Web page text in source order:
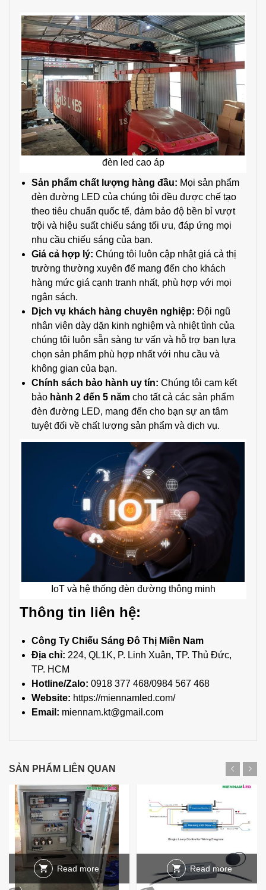
đèn led cao áp
Sản phẩm chất lượng hàng đầu: Mọi sản phẩm
đèn đường LED của chúng tôi đều được chế tạo
theo tiêu chuẩn quốc tế, đảm bảo độ bền bỉ vượt
trội và hiệu suất chiếu sáng tối ưu, đáp ứng mọi
nhu cầu chiếu sáng của bạn.
Giá cả hợp lý: Chúng tôi luôn cập nhật giá cả thị
trường thường xuyên để mang đến cho khách
hàng mức giá cạnh tranh nhất, phù hợp với mọi
ngân sách.
Dịch vụ khách hàng chuyên nghiệp: Đội ngũ
nhân viên dày dặn kinh nghiệm và nhiệt tình của
chúng tôi luôn sẵn sàng tư vấn và hỗ trợ bạn lựa
chọn sản phẩm phù hợp nhất với nhu cầu và
không gian của bạn.
Chính sách bảo hành uy tín: Chúng tôi cam kết
bảo hành 2 đến 5 năm cho tất cả các sản phẩm
đèn đường LED, mang đến cho bạn sự an tâm
tuyệt đối về chất lượng sản phẩm và dịch vụ.
IoT và hệ thống đèn đường thông minh
Thông tin liên hệ:
Công Ty Chiếu Sáng Đô Thị Miền Nam
Địa chỉ: 224, QL1K, P. Linh Xuân, TP. Thủ Đức,
TP. HCM
Hotline/Zalo: 0918 377 468/0984 567 468
Website: https://miennamled.com/
Email: miennam.kt@gmail.com
SẢN PHẨM LIÊN QUAN
Read more Read more